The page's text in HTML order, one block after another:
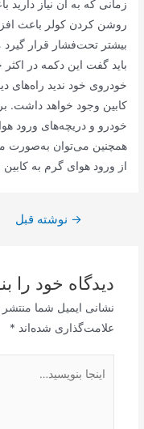
زمانی که به آن نیاز
روشن کردن کولر باعث
بیشتر تحت‌فشار قرار
باید گفت این دکمه در اکثر
خودروی خود ندید راه‌های
کابین وجود خواهد داشت.
خودرو و دریچه‌های ورود هوا
همچنین می‌توان به‌صورت
از ورود هوای گرم به
راهبری
→ نوشته قبل
دیدگاه‌ خود را
نشانی ایمیل شما
علامت‌گذاری شده‌اند *
بنویسید…